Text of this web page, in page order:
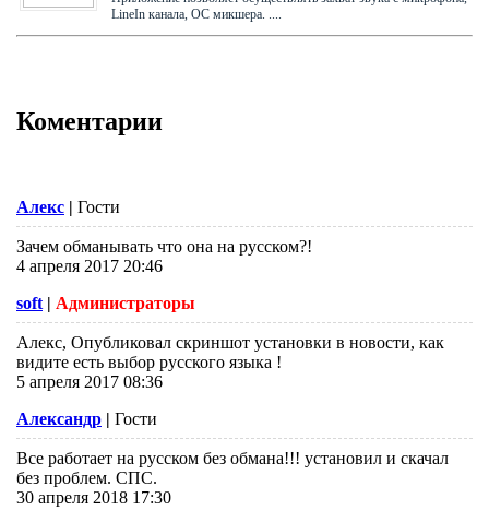
LineIn канала, ОС микшера. ....
Коментарии
Алекс | Гости
Зачем обманывать что она на русском?!
4 апреля 2017 20:46
soft | Администраторы
Алекс, Опубликовал скриншот установки в новости, как
видите есть выбор русского языка !
5 апреля 2017 08:36
Александр | Гости
Все работает на русском без обмана!!! установил и скачал
без проблем. СПС.
30 апреля 2018 17:30